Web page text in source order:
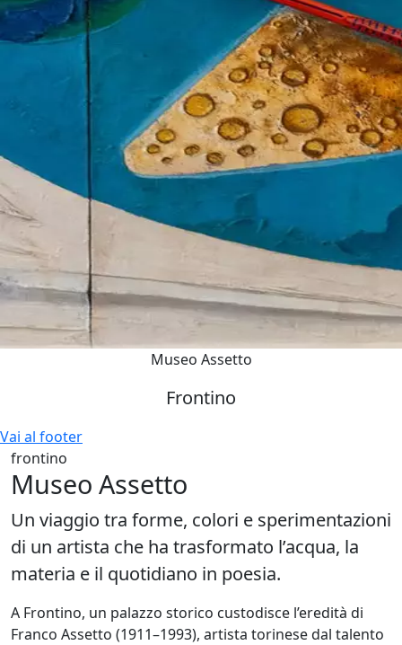
Museo Assetto
Frontino
Vai al footer
frontino
Museo Assetto
Un viaggio tra forme, colori e sperimentazioni
di un artista che ha trasformato l’acqua, la
materia e il quotidiano in poesia.
A Frontino, un palazzo storico custodisce l’eredità di
Franco Assetto (1911–1993), artista torinese dal talento